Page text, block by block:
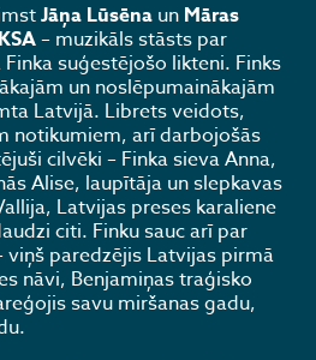
Jāņa Lūsēna un Māras
– muzikāls stāsts par
suģestējošo likteni. Finks
un noslēpumainākajām
Latvijā. Librets veidots,
notikumiem, arī darbojošās
cilvēki – Finka sieva Anna,
Alise, laupītāja un slepkavas
Latvijas preses karaliene
citi. Finku sauc arī par
viņš paredzējis Latvijas pirmā
nāvi, Benjamiņas traģisko
savu miršanas gadu,